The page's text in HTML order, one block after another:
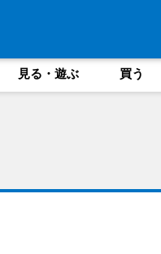
見る・遊ぶ 買う